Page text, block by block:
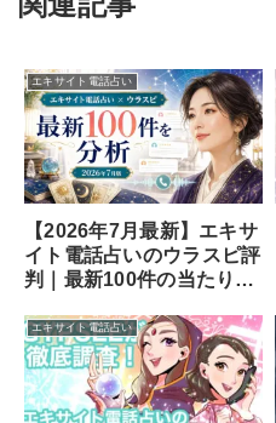
エキサイト電話占い
【2026年7月最新】エキサ
イト電話占いのウラスピ評
判｜最新100件の当たり・
エキサイト電話占い